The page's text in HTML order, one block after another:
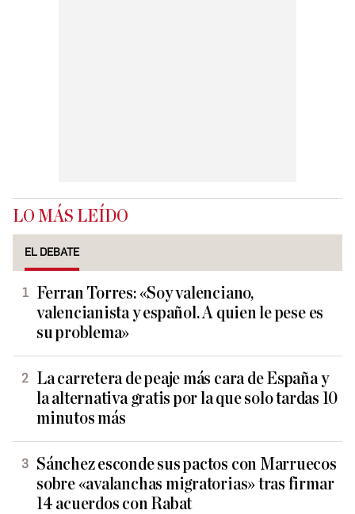
LO MÁS LEÍDO
EL DEBATE
Ferran Torres: «Soy valenciano,
valencianista y español. A quien le pese es
su problema»
La carretera de peaje más cara de España y
la alternativa gratis por la que solo tardas 10
minutos más
Sánchez esconde sus pactos con Marruecos
sobre «avalanchas migratorias» tras firmar
14 acuerdos con Rabat